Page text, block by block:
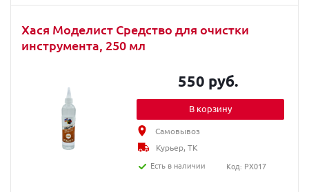
Хася Моделист Средство для очистки
инструмента, 250 мл
550 руб.
В корзину
Самовывоз
Курьер, ТК
Есть в наличии
Код: PX017